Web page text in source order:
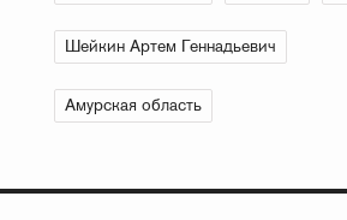
Шейкин Артем Геннадьевич
Амурская область